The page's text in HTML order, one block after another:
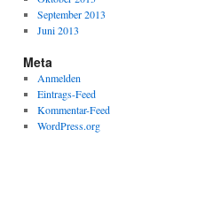
September 2013
Juni 2013
Meta
Anmelden
Eintrags-Feed
Kommentar-Feed
WordPress.org